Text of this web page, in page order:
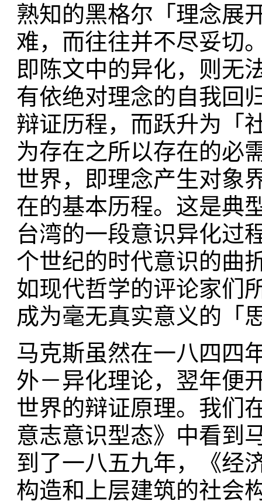
熟知的黑格尔「理念展
难，而往往并不尽妥切
即陈文中的异化，则无
有依绝对理念的自我回
辩证历程，而跃升为「
为存在之所以存在的必
世界，即理念产生对象
在的基本历程。这是典
台湾的一段意识异化过
个世纪的时代意识的曲
如现代哲学的评论家们
成为毫无真实意义的「
马克斯虽然在一八四四
外－异化理论，翌年便
世界的辩证原理。我们
意志意识型态》中看到
到了一八五九年，《经
构造和上层建筑的社会